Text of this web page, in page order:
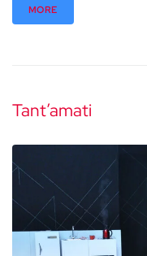
MORE
Tant’amati